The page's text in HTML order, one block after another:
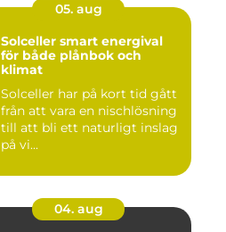
05. aug
Solceller smart energival
för både plånbok och
klimat
Solceller har på kort tid gått
från att vara en nischlösning
till att bli ett naturligt inslag
på vi...
04. aug